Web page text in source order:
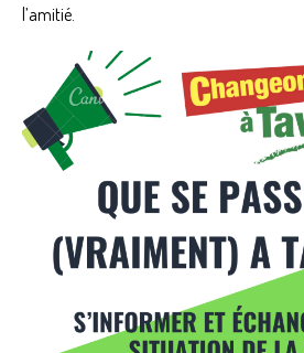
l’amitié.